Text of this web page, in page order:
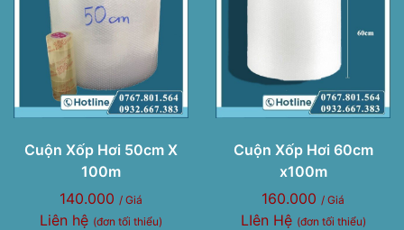
Cuộn Xốp Hơi 50cm X
100m
140.000 / Giá
Liên hệ (đơn tối thiểu)
Cuộn Xốp Hơi 60cm
x100m
160.000 / Giá
LIên Hệ (đơn tối thiểu)